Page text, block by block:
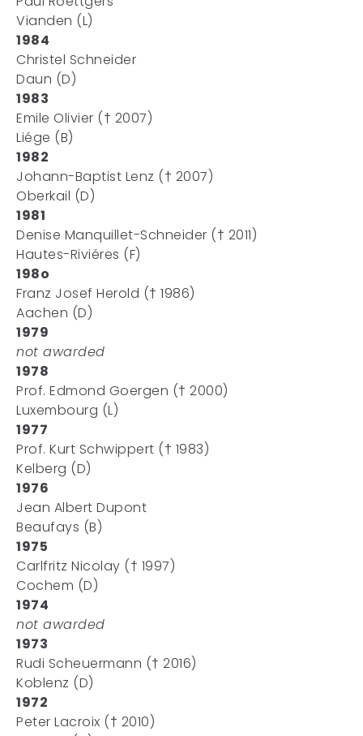
Vianden (L)
1984
Christel Schneider
Daun (D)
1983
Emile Olivier († 2007)
Liége (B)
1982
Johann-Baptist Lenz († 2007)
Oberkail (D)
1981
Denise Manquillet-Schneider († 2011)
Hautes-Riviéres (F)
198o
Franz Josef Herold († 1986)
Aachen (D)
1979
not awarded
1978
Prof. Edmond Goergen († 2000)
Luxembourg (L)
1977
Prof. Kurt Schwippert († 1983)
Kelberg (D)
1976
Jean Albert Dupont
Beaufays (B)
1975
Carlfritz Nicolay († 1997)
Cochem (D)
1974
not awarded
1973
Rudi Scheuermann († 2016)
Koblenz (D)
1972
Peter Lacroix († 2010)